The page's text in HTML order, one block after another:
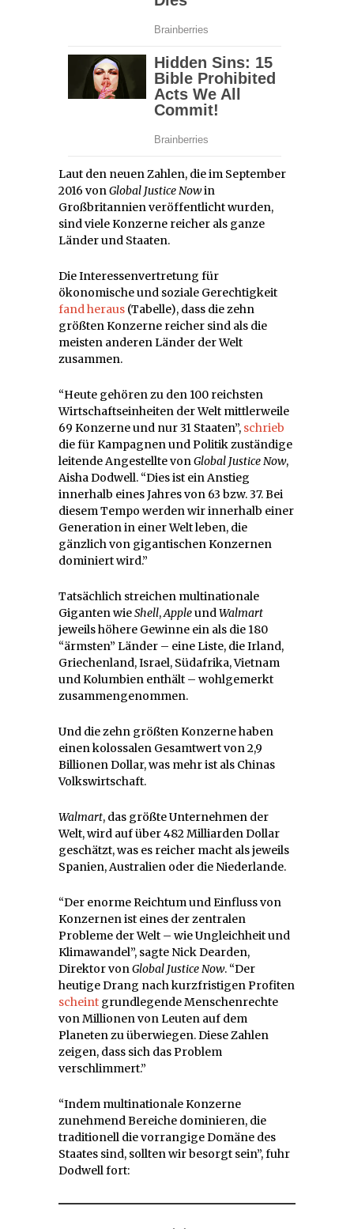
Laut den neuen Zahlen, die im September
2016 vonGlobal Justice Nowin
Großbritannien veröffentlicht wurden,
sind viele Konzerne reicher als ganze
Länder und Staaten.
Die Interessenvertretung für
ökonomische und soziale Gerechtigkeit
fand heraus (Tabelle), dass die zehn
größten Konzerne reicher sind als die
meisten anderen Länder der Welt
zusammen.
“Heute gehören zu den 100 reichsten
Wirtschaftseinheiten der Welt mittlerweile
69 Konzerne und nur 31 Staaten”, schrieb
die für Kampagnen und Politik zuständige
leitende Angestellte vonGlobal Justice Now,
Aisha Dodwell. “Dies ist ein Anstieg
innerhalb eines Jahres von 63 bzw. 37. Bei
diesem Tempo werden wir innerhalb einer
Generation in einer Welt leben, die
gänzlich von gigantischen Konzernen
dominiert wird.”
Tatsächlich streichen multinationale
Giganten wieShell,AppleundWalmart
jeweils höhere Gewinne ein als die 180
“ärmsten” Länder – eine Liste, die Irland,
Griechenland, Israel, Südafrika, Vietnam
und Kolumbien enthält – wohlgemerkt
zusammengenommen.
Und die zehn größten Konzerne haben
einen kolossalen Gesamtwert von 2,9
Billionen Dollar, was mehr ist als Chinas
Volkswirtschaft.
Walmart, das größte Unternehmen der
Welt, wird auf über 482 Milliarden Dollar
geschätzt, was es reicher macht als jeweils
Spanien, Australien oder die Niederlande.
“Der enorme Reichtum und Einfluss von
Konzernen ist eines der zentralen
Probleme der Welt – wie Ungleichheit und
Klimawandel”, sagte Nick Dearden,
Direktor vonGlobal Justice Now. “Der
heutige Drang nach kurzfristigen Profiten
scheint grundlegende Menschenrechte
von Millionen von Leuten auf dem
Planeten zu überwiegen. Diese Zahlen
zeigen, dass sich das Problem
verschlimmert.”
“Indem multinationale Konzerne
zunehmend Bereiche dominieren, die
traditionell die vorrangige Domäne des
Staates sind, sollten wir besorgt sein”, fuhr
Dodwell fort: